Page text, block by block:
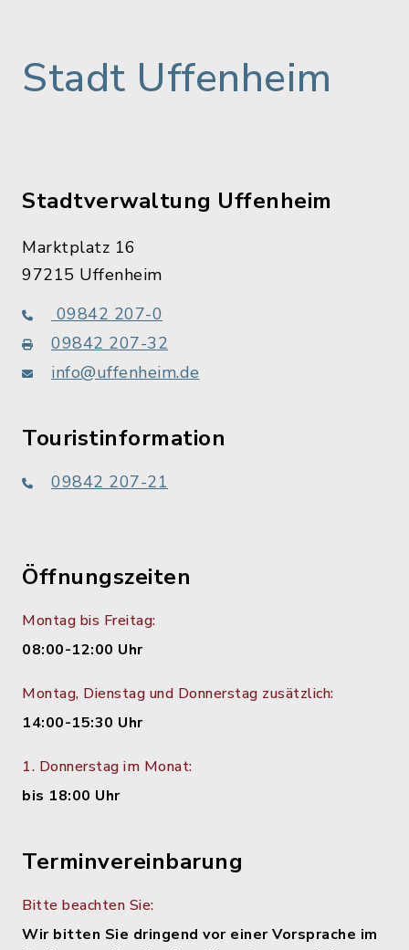
Stadt Uffenheim
Stadtverwaltung Uffenheim
Marktplatz 16
97215 Uffenheim
09842 207-0
09842 207-32
info@uffenheim.de
Touristinformation
09842 207-21
Öffnungszeiten
Montag bis Freitag:
08:00-12:00 Uhr
Montag, Dienstag und Donnerstag zusätzlich:
14:00-15:30 Uhr
1. Donnerstag im Monat:
bis 18:00 Uhr
Terminvereinbarung
Bitte beachten Sie:
Wir bitten Sie dringend vor einer Vorsprache im